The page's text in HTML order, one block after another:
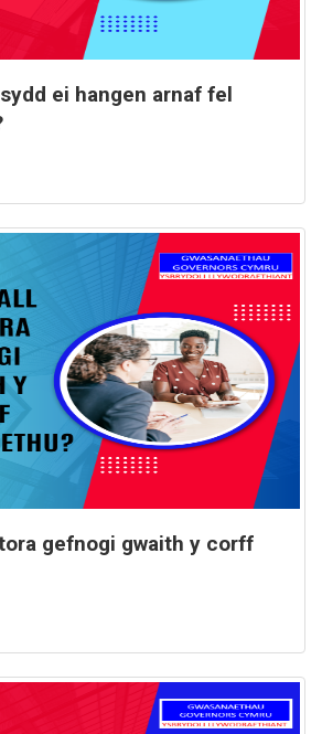
ei hangen arnaf fel
gefnogi gwaith y corff